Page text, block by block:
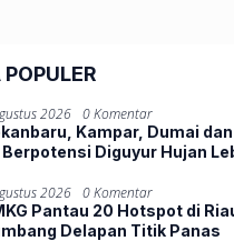
2026 0 Komentar
Kampar, Dumai
Berpotensi Diguyur Hujan
2026 0 Komentar
Pantau 20 Hotspot di
Delapan Titik Panas